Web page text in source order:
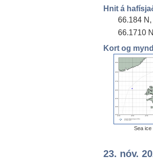
Hnit á
66.184
66.1710
Kort og
Sea ice
23. nóv.